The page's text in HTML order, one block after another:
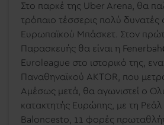
Στο παρκέ της Uber Arena, θα
τρόπαιο τέσσερις πολύ δυνατές
Ευρωπαϊκού Μπάσκετ. Στον
Παρασκευής θα είναι η
Euroleague στο ιστορικό της,
Παναθηναϊκού AKTOR, που
Αμέσως μετά, θα αγωνιστεί ο
κατακτητής Ευρώπης, με τη
Baloncesto, 11 φορές